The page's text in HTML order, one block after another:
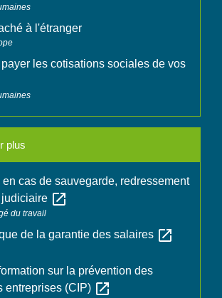
à l'étranger
les cotisations sociales de vos
plus
en cas de sauvegarde, redressement
open_in_new
du travail
de la garantie des salaires open_in_new
sur la prévention des
entreprises (CIP) open_in_new